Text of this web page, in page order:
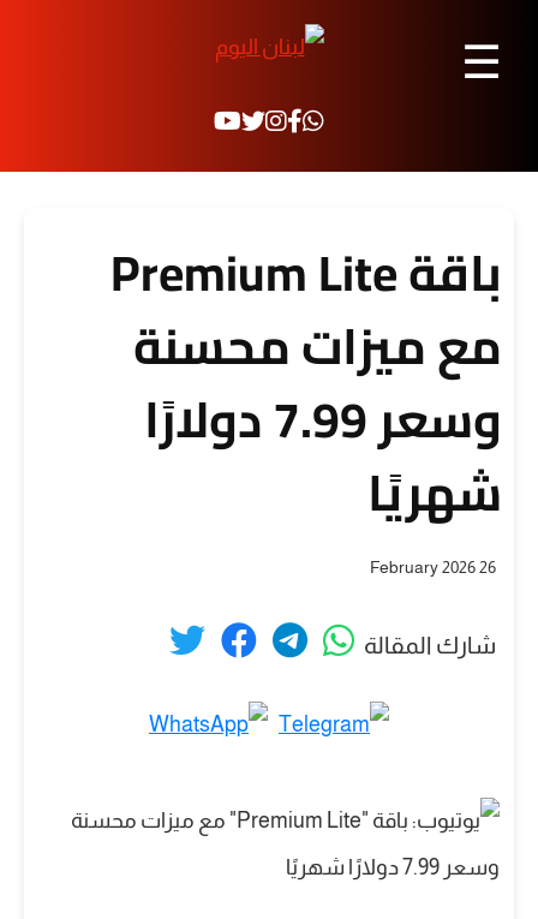
☰
باقة Premium Lite
مع ميزات محسنة
وسعر 7.99 دولارًا
شهريًا
26 February 2026
شارك المقالة